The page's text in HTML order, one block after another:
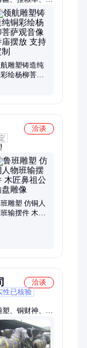
、舍利塔、燕
、马雕塑、铜
雕塑铸造纯
绘杨柳菩萨
洽谈
雕塑 仿铜人
输摆件 木匠
洽谈
性已核验
、铜财神、铜
普贤、铜四大
如来、孔子雕
黄铜大象、青